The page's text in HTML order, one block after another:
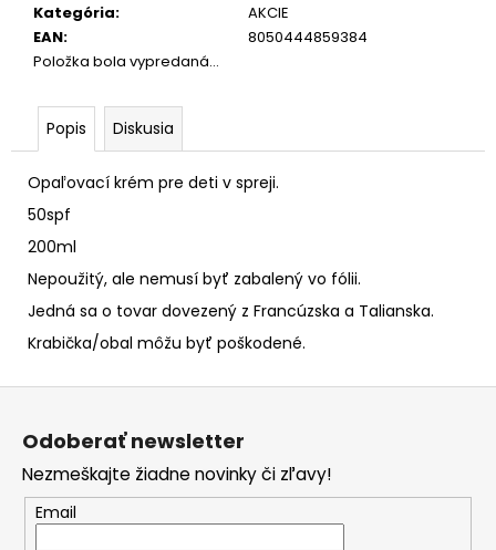
Kategória:
AKCIE
EAN:
8050444859384
Položka bola vypredaná…
Popis Diskusia
Opaľovací krém pre deti v spreji.
50spf
200ml
Nepoužitý, ale nemusí byť zabalený vo fólii.
Jedná sa o tovar dovezený z Francúzska a Talianska.
Krabička/obal môžu byť poškodené.
Z
Odoberať newsletter
Nezmeškajte žiadne novinky či zľavy!
Email